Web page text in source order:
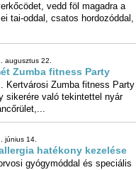
vedd föl magadra a
tai-oddal, csatos hordozóddal,
augusztus 22.
Zumba fitness Party
Kertvárosi Zumba fitness Party
sikerére való tekintettel nyár
június 14.
hatékony kezelése
gyógymóddal és speciális
Allergiás tünetek élete